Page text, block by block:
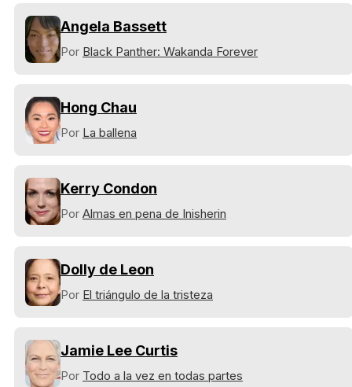
Angela Bassett
Por Black Panther: Wakanda Forever
Hong Chau
Por La ballena
Kerry Condon
Por Almas en pena de Inisherin
Dolly de Leon
Por El triángulo de la tristeza
Jamie Lee Curtis
Por Todo a la vez en todas partes